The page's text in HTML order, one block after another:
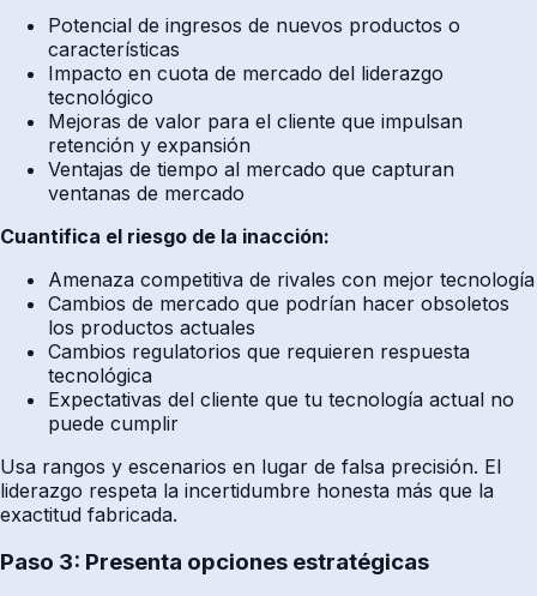
Potencial de ingresos de nuevos productos o
características
Impacto en cuota de mercado del liderazgo
tecnológico
Mejoras de valor para el cliente que impulsan
retención y expansión
Ventajas de tiempo al mercado que capturan
ventanas de mercado
Cuantifica el riesgo de la inacción:
Amenaza competitiva de rivales con mejor tecnología
Cambios de mercado que podrían hacer obsoletos
los productos actuales
Cambios regulatorios que requieren respuesta
tecnológica
Expectativas del cliente que tu tecnología actual no
puede cumplir
Usa rangos y escenarios en lugar de falsa precisión. El
liderazgo respeta la incertidumbre honesta más que la
exactitud fabricada.
Paso 3: Presenta opciones estratégicas